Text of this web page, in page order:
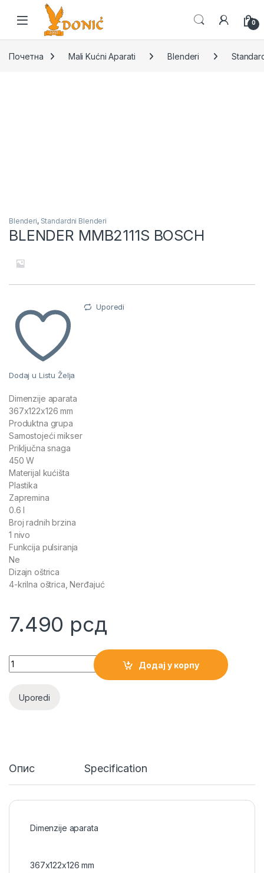
Skip to navigation
Skip to content
0
Почетна Mali Kućni Aparati Blenderi
Blenderi, Standardni Blenderi
BLENDER MMB2111S BOSCH
Dodaj u Listu Želja
Uporedi
Dimenzije aparata
367x122x126 mm
Produktna grupa
Samostojeći mikser
Priključna snaga
450 W
Materijal kućišta
Plastika
Zapremina
0.6 l
Broj radnih brzina
1 nivo
Funkcija pulsiranja
Ne
Dizajn oštrica
4-krilna oštrica, Nerđajuć
7.490 рсд
BLENDER MMB2111S BOSCH quantity
Додај у корпу
Uporedi
Опис Specification
Dimenzije aparata
367x122x126 mm